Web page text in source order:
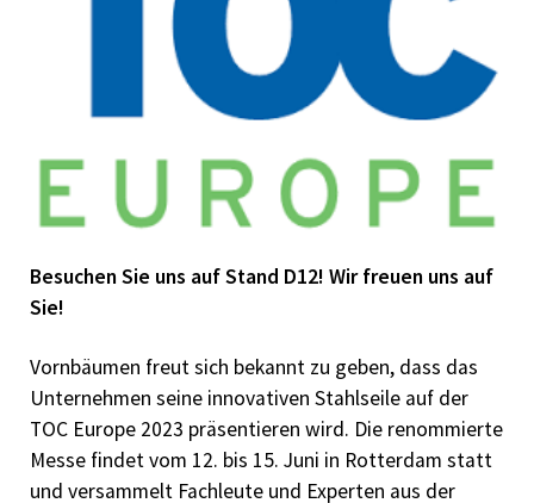
Besuchen Sie uns auf Stand D12! Wir freuen uns auf
Sie!
Vornbäumen freut sich bekannt zu geben, dass das
Unternehmen seine innovativen Stahlseile auf der
TOC Europe 2023 präsentieren wird. Die renommierte
Messe findet vom 12. bis 15. Juni in Rotterdam statt
und versammelt Fachleute und Experten aus der